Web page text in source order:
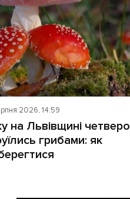
2026, 14:59
на Львівщині четверо
грибами: як